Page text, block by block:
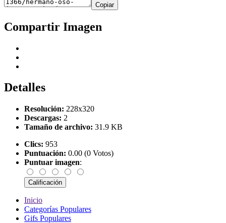
Copiar
Compartir Imagen
Detalles
Resolución: 228x320
Descargas: 2
Tamaño de archivo: 31.9 KB
Clics: 953
Puntuación: 0.00 (0 Votos)
Puntuar imagen:
Inicio
Categorías Populares
Gifs Populares